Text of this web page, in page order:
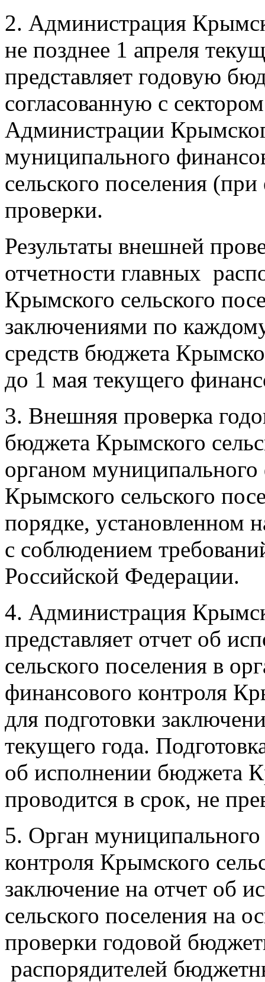
2. Администрация
не позднее 1 апреля
представляет годовую
согласованную с
Администрации
муниципального
сельского поселения (при
проверки.
Результаты внешней
отчетности главных
Крымского сельского
заключениями по
средств бюджета
до 1 мая текущего
3. Внешняя проверка
бюджета Крымского
органом муниципального
Крымского сельского
порядке, установленном
с соблюдением
Российской Федерации.
4. Администрация
представляет отчет об
сельского поселения в
финансового контроля
для подготовки
текущего года.
об исполнении бюджета
проводится в срок, не
5. Орган
контроля Крымского
заключение на отчет об
сельского поселения на
проверки годовой
распорядителей